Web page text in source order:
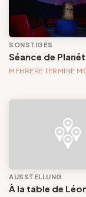
SONSTIGES
Séance de
MEHRERE TERMINE
AUSSTELLUNG
À la table de